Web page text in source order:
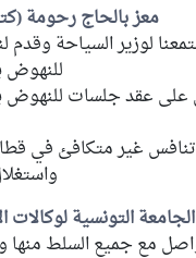
معز بالحاج رحومة
لوزير السياحة وقدم
للنهوض
عقد جلسات للنهوض
غير متكافئ في
التونسية لوكالات
مع جميع السلط منها